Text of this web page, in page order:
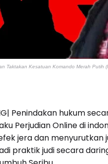
Taktakan Kesatuan Komando Merah Putih
Penindakan hukum
Perjudian Online di
jera dan menyurutkan
praktik judi secara